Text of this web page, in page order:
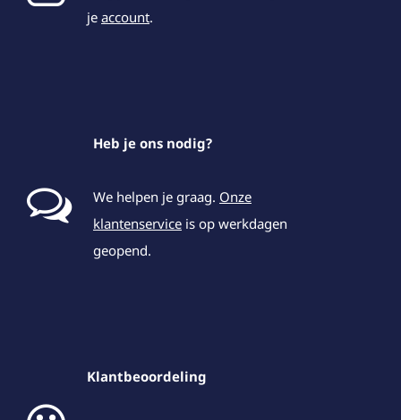
je account.
Heb je ons nodig?
We helpen je graag. Onze
klantenservice is op werkdagen
geopend.
Klantbeoordeling